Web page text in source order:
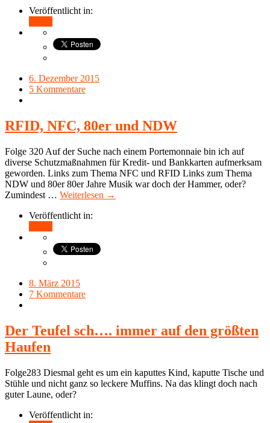
Veröffentlicht in:
6. Dezember 2015
5 Kommentare
RFID, NFC, 80er und NDW
Folge 320 Auf der Suche nach einem Portemonnaie bin ich auf
diverse Schutzmaßnahmen für Kredit- und Bankkarten aufmerksam
geworden. Links zum Thema NFC und RFID Links zum Thema
NDW und 80er 80er Jahre Musik war doch der Hammer, oder?
Zumindest … Weiterlesen →
Veröffentlicht in:
8. März 2015
7 Kommentare
Der Teufel sch…. immer auf den größten
Haufen
Folge283 Diesmal geht es um ein kaputtes Kind, kaputte Tische und
Stühle und nicht ganz so leckere Muffins. Na das klingt doch nach
guter Laune, oder?
Veröffentlicht in: